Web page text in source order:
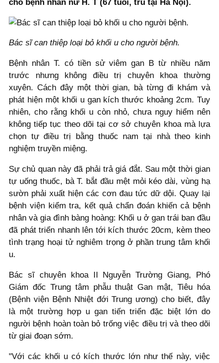
cho bệnh nhân nữ H. T (67 tuổi, trú tại Hà Nội).
Bác sĩ can thiệp loại bỏ khối u cho người bệnh.
Bệnh nhân T. có tiền sử viêm gan B từ nhiều năm
trước nhưng không điều trị chuyên khoa thường
xuyên. Cách đây một thời gian, bà từng đi khám và
phát hiện một khối u gan kích thước khoảng 2cm. Tuy
nhiên, cho rằng khối u còn nhỏ, chưa nguy hiểm nên
không tiếp tục theo dõi tại cơ sở chuyên khoa mà lựa
chọn tự điều trị bằng thuốc nam tại nhà theo kinh
nghiệm truyền miệng.
Sự chủ quan này đã phải trả giá đắt. Sau một thời gian
tự uống thuốc, bà T. bắt đầu mệt mỏi kéo dài, vùng hạ
sườn phải xuất hiện các cơn đau tức dữ dội. Quay lại
bệnh viện kiểm tra, kết quả chẩn đoán khiến cả bệnh
nhân và gia đình bàng hoàng: Khối u ở gan trái ban đầu
đã phát triển nhanh lên tới kích thước 20cm, kèm theo
tình trạng hoại tử nghiêm trọng ở phần trung tâm khối
u.
Bác sĩ chuyên khoa II Nguyễn Trường Giang, Phó
Giám đốc Trung tâm phẫu thuật Gan mật, Tiêu hóa
(Bệnh viện Bệnh Nhiệt đới Trung ương) cho biết, đây
là một trường hợp u gan tiến triển đặc biệt lớn do
người bệnh hoàn toàn bỏ trống việc điều trị và theo dõi
từ giai đoạn sớm.
"Với các khối u có kích thước lớn như thế này, việc